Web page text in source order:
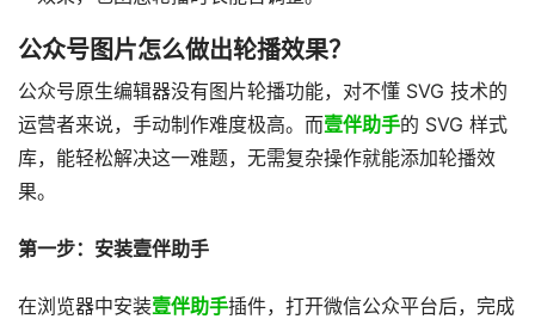
公众号图片怎么做出轮播效果？
公众号原生编辑器没有图片轮播功能，对不懂 SVG 技术的
运营者来说，手动制作难度极高。而壹伴助手的 SVG 样式
库，能轻松解决这一难题，无需复杂操作就能添加轮播效
果。
第一步：安装壹伴助手
在浏览器中安装壹伴助手插件，打开微信公众平台后，完成